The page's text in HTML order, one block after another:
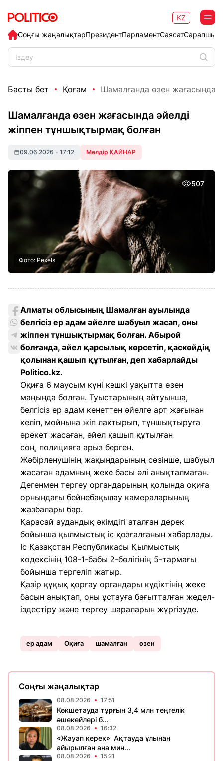
Соңғы жаңалықтарПрезидентПарламентСаясат
KZ
Басты бет Қоғам Шамалғанда өзен жағасында
Шамалғанда өзен жағасында әйелді
жіппен тұншықтырмақ болған
09.06.2026 • 17:12 Мөлдір ҚАЙНАР
507
Фото: Pexels
Алматы облысының Шамалған ауылында
белгісіз ер адам әйелге шабуыл жасап, оны
жіппен тұншықтырмақ болған. Абырой
болғанда, әйел қарсылық көрсетіп, қаскөйдің
қолынан қашып құтылған, деп хабарлайды
Politico.kz.
Оқиға 6 маусым күні кешкі уақытта өзен
маңында болған. Туыстарының айтуынша,
белгісіз ер адам кенеттен әйелге арт жағынан
келіп, мойнына жіп лақтырып, тұншықтыруға
әрекет жасаған, әйел қашып құтылған
соң, полицияға арыз берген.
Жәбірленушінің жақындарының сөзінше, шабуыл
жасаған адамның жеке басы әлі анықталмаған.
Дегенмен тергеу органдарының қолында оқиға
орнындағы бейнебақылау камераларының
жазбалары бар.
Қарасай аудандық әкімдігі аталған дерек
бойынша қылмыстық іс қозғалғанын хабарлады.
Іс Қазақстан Республикасы Қылмыстық
кодексінің 108-1-бабы 2-бөлігінің 5-тармағы
бойынша тергеліп жатыр.
Қазір құқық қорғау органдары күдіктінің жеке
басын анықтап, оны ұстауға бағытталған жедел-
іздестіру және тергеу шараларын жүргізуде.
ер адам Оқиға шамалған өзен
Соңғы жаңалықтар
08.08.2026 17:51
Көкшетауда тұрғын 3,4 млн теңгелік
әшекейлері б...
08.08.2026 16:32
«Жауап керек»: Ақтауда ұлынан
айырылған ана мин...
08.08.2026 15:21